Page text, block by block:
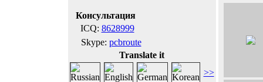
Консультация
ICQ: 8628999
Skype: pcbroute
Translate it
>>